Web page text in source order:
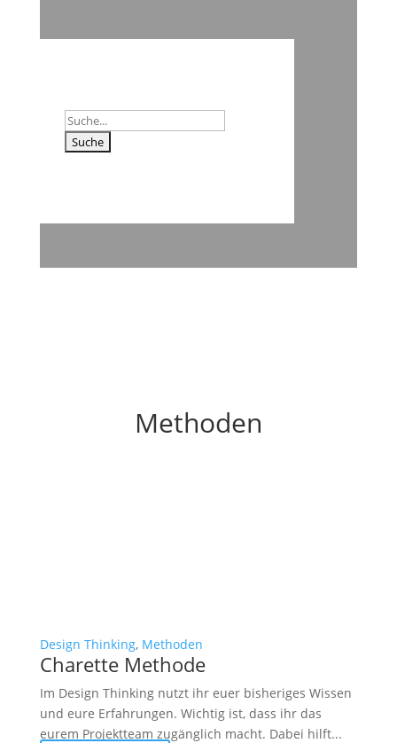
Suchen
nach:
Methoden
Design Thinking, Methoden
Charette Methode
Im Design Thinking nutzt ihr euer bisheriges Wissen
und eure Erfahrungen. Wichtig ist, dass ihr das
eurem Projektteam zugänglich macht. Dabei hilft...